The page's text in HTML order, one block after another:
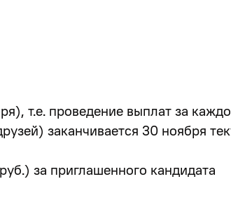
т.е. проведение выплат за
заканчивается 30 ноября
за приглашенного кандидата